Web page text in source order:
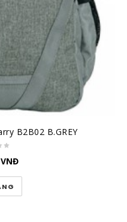
B2B02 B.GREY
VNĐ